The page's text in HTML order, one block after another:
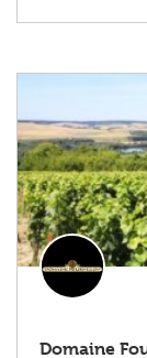
Domaine